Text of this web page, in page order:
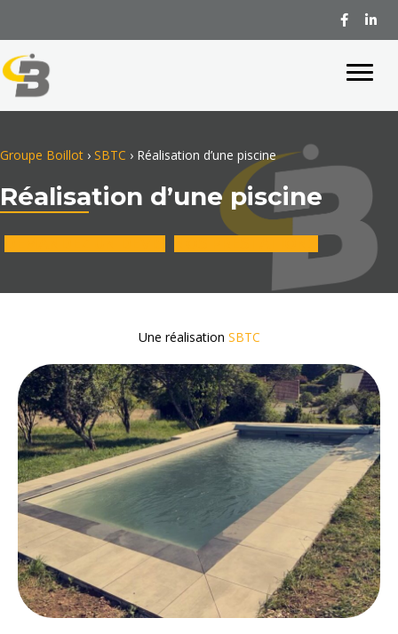
Groupe Boillot › SBTC › Réalisation d’une piscine
Réalisation d’une piscine
Une réalisation SBTC